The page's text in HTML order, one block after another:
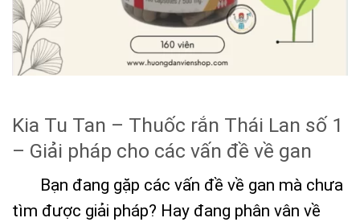
Kia Tu Tan – Thuốc rắn Thái Lan số 1
– Giải pháp cho các vấn đề về gan
Bạn đang gặp các vấn đề về gan mà chưa
tìm được giải pháp? Hay đang phân vân về